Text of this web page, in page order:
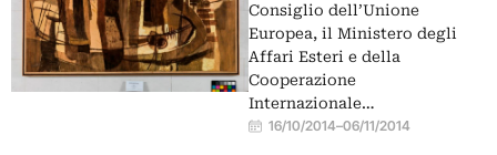
Consiglio dell’Unione
Europea, il Ministero degli
Affari Esteri e della
Cooperazione
Internazionale…
16/10/2014–06/11/2014